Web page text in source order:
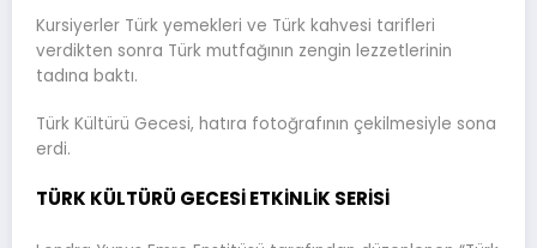
Kursiyerler Türk yemekleri ve Türk kahvesi tarifleri
verdikten sonra Türk mutfağının zengin lezzetlerinin
tadına baktı.
Türk Kültürü Gecesi, hatıra fotoğrafının çekilmesiyle sona
erdi.
TÜRK KÜLTÜRÜ GECESİ ETKİNLİK SERİSİ